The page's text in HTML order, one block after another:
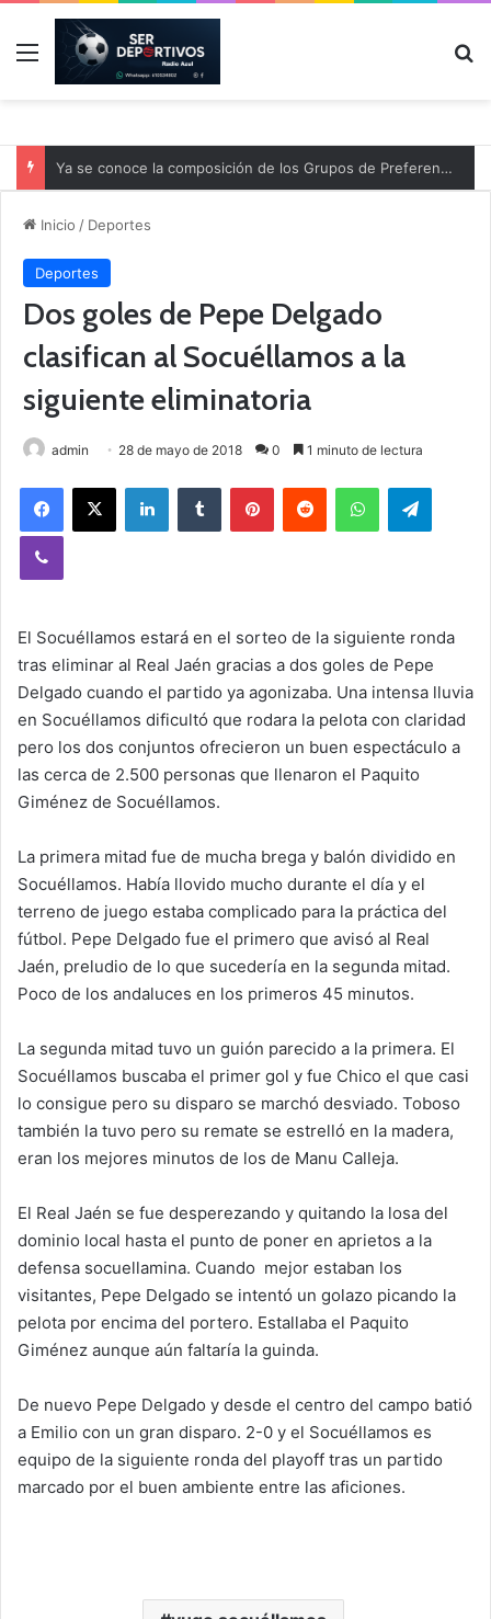
Menú
Ya se conoce la composición de los Grupos de Preferente y el calendario
Inicio / Deportes
Deportes
Dos goles de Pepe Delgado
clasifican al Socuéllamos a la
siguiente eliminatoria
admin 28 de mayo de 2018 0 1 minuto de lectura
El Socuéllamos estará en el sorteo de la siguiente ronda
tras eliminar al Real Jaén gracias a dos goles de Pepe
Delgado cuando el partido ya agonizaba. Una intensa lluvia
en Socuéllamos dificultó que rodara la pelota con claridad
pero los dos conjuntos ofrecieron un buen espectáculo a
las cerca de 2.500 personas que llenaron el Paquito
Giménez de Socuéllamos.
La primera mitad fue de mucha brega y balón dividido en
Socuéllamos. Había llovido mucho durante el día y el
terreno de juego estaba complicado para la práctica del
fútbol. Pepe Delgado fue el primero que avisó al Real
Jaén, preludio de lo que sucedería en la segunda mitad.
Poco de los andaluces en los primeros 45 minutos.
La segunda mitad tuvo un guión parecido a la primera. El
Socuéllamos buscaba el primer gol y fue Chico el que casi
lo consigue pero su disparo se marchó desviado. Toboso
también la tuvo pero su remate se estrelló en la madera,
eran los mejores minutos de los de Manu Calleja.
El Real Jaén se fue desperezando y quitando la losa del
dominio local hasta el punto de poner en aprietos a la
defensa socuellamina. Cuando mejor estaban los
visitantes, Pepe Delgado se intentó un golazo picando la
pelota por encima del portero. Estallaba el Paquito
Giménez aunque aún faltaría la guinda.
De nuevo Pepe Delgado y desde el centro del campo batió
a Emilio con un gran disparo. 2-0 y el Socuéllamos es
equipo de la siguiente ronda del playoff tras un partido
marcado por el buen ambiente entre las aficiones.